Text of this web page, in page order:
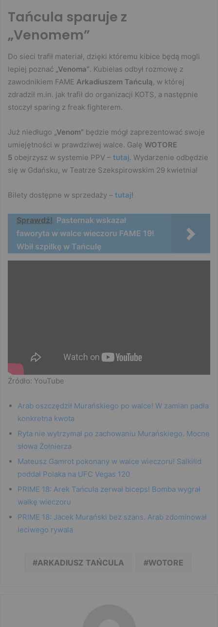
Tańcula sparuje z
„Venomem”
Do sieci trafił materiał, dzięki któremu kibice będą mogli
lepiej poznać „Venoma”. Kubielas odbył rozmowę z
zawodnikiem FAME Arkadiuszem Tańculą, w której
zdradził m.in. jak trafił do organizacji KOTS, a następnie
stoczył sparing z freak fighterem.
Już niedługo „Venom” będzie mógł zaprezentować swoje
umiejętności w prawdziwej walce. Galę WOTORE
5 obejrzysz w systemie PPV – tutaj. Wydarzenie odbędzie
się w Gdańsku, w Teatrze Szekspirowskim 29 kwietnia!
Bilety dostępne w sprzedaży – tutaj!
Sprawdź! Pasternak wskazał
faworyta w walce wieczoru FAME 19!
Wbił szpilkę w Tańculę
Źródło: YouTube
Arab oszczędził Murańskiego po walce! W zamian padła
konkretna kwota
Ryta nie wytrzymał po zachowaniu Murańskiego. Mocne
słowa Żołnierza
Mateusz Gamrot pokonany w walce wieczoru! Salkilld
poddał Polaka na UFC Vegas 120
PRIME 18: Arek Tańcula zerwał biceps! Bomba wygrał
walkę wieczoru
PRIME 18: Jacek Murański bez szans. Arab zdominował
leciwego rywala
ARKADIUSZ TAŃCULA WOTORE